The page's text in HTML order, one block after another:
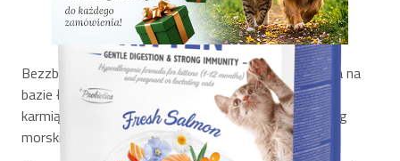
Bezzbożowa, pełnoporcjowa karma sucha stworzona na
bazie łososia – przeznaczona dla kociąt, ciężarnych i
karmiących kotek. Wzbogacona o ekstrakty z ziół i alg
morskich, wspierających naturalną odporność.